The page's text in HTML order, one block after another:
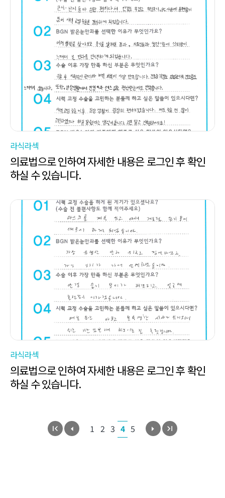
라식라섹
의료법으로 인하여 자세한 내용은 로그인 후 확인
하실 수 있습니다.
라식라섹
의료법으로 인하여 자세한 내용은 로그인 후 확인
하실 수 있습니다.
1 2 3 4 5